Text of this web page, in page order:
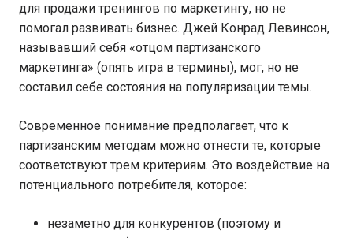
для продажи тренингов по маркетингу, но не
помогал развивать бизнес. Джей Конрад Левинсон,
называвший себя «отцом партизанского
маркетинга» (опять игра в термины), мог, но не
составил себе состояния на популяризации темы.
Современное понимание предполагает, что к
партизанским методам можно отнести те, которые
соответствуют трем критериям. Это воздействие на
потенциального потребителя, которое:
незаметно для конкурентов (поэтому и